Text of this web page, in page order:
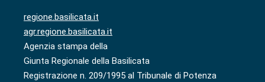
regione.basilicata.it
agr.regione.basilicata.it
Agenzia stampa della
Giunta Regionale della Basilicata
Registrazione n. 209/1995 al Tribunale di Potenza